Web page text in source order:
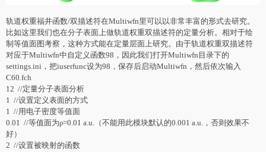
轨道权重福井函数/双描述符在Multiwfn里可以以非常丰富的形式去研究。
比如这里我们也在分子表面上做轨道权重双描述符的定量分析。相对于绘
制等值面图考察，这种方式能在定量层面上研究。由于轨道权重双描述符
对应于Multiwfn中自定义函数98，因此我们打开Multiwfn目录下的
settings.ini，把iuserfunc设为98，保存后启动Multiwfn，然后依次输入
C60.fch
12 //定量分子表面分析
1 //设置定义表面的方式
1 //用电子密度等值面
0.01 //等值面为ρ=0.01 a.u.（不能用此模块默认的0.001 a.u.，否则效果不
好）
2 //设置被映射的函数